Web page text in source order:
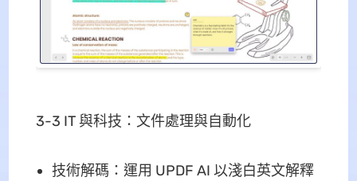
3-3 IT 與科技：文件處理與自動化
技術解碼：運用 UPDF AI 以淺白英文解釋